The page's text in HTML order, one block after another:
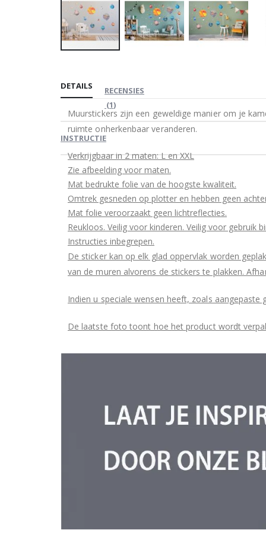
het
van
de
gallerij
DETAILS
Muurstickers zijn een geweldige manier om je
ruimte onherkenbaar veranderen.
Verkrijgbaar in 2 maten: L en XXL
Zie afbeelding voor maten.
Mat bedrukte folie van de hoogste kwaliteit.
Omtrek gesneden op plotter en hebben geen
Mat folie veroorzaakt geen lichtreflecties.
Reukloos. Veilig voor kinderen. Veilig voor gebruik
Instructies inbegrepen.
De sticker kan op elk glad oppervlak worden
van de muren alvorens de stickers te plakken.
Indien u speciale wensen heeft, zoals
De laatste foto toont hoe het product wordt
RECENSIES
(1)
INSTRUCTIE